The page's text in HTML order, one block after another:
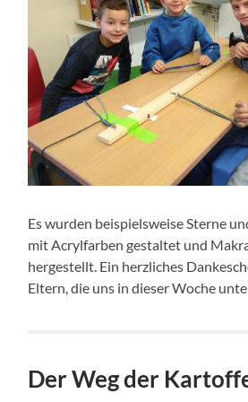
Es wurden beispielsweise Sterne
mit Acrylfarben gestaltet und
hergestellt. Ein herzliches
Eltern, die uns in dieser Woche
Der Weg der